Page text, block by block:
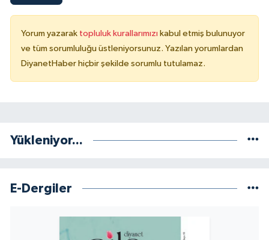
Yorum yazarak topluluk kurallarımızı kabul etmiş bulunuyor
ve tüm sorumluluğu üstleniyorsunuz. Yazılan yorumlardan
DiyanetHaber hiçbir şekilde sorumlu tutulamaz.
Yükleniyor...
E-Dergiler
Şanlıurfa Müftülüğü
Tokat Müftülüğü
Tunceli Müftülüğü